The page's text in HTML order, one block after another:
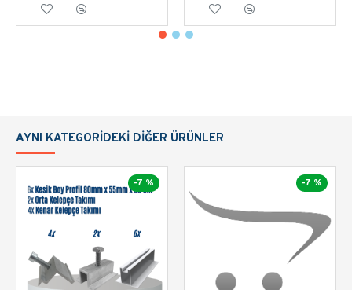
AYNI KATEGORIDEKI DIĞER ÜRÜNLER
-7 % -7 %